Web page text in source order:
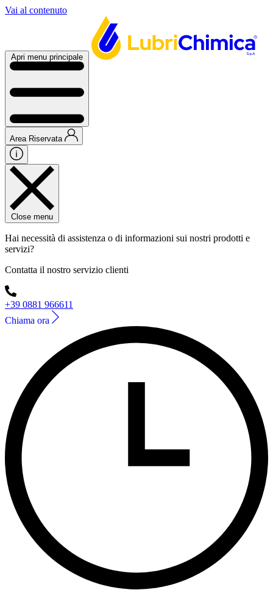
Vai al contenuto
Apri menu principale
Area Riservata
Close menu
Hai necessità di assistenza o di informazioni sui nostri prodotti e
servizi?
Contatta il nostro servizio clienti
+39 0881 966611
Chiama ora